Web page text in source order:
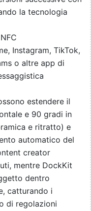
la tecnologia
Instagram, TikTok,
o altre app di
estendere il
e 90 gradi in
e ritratto) e
automatico del
creator
mentre DockKit
dentro
catturando i
di regolazioni